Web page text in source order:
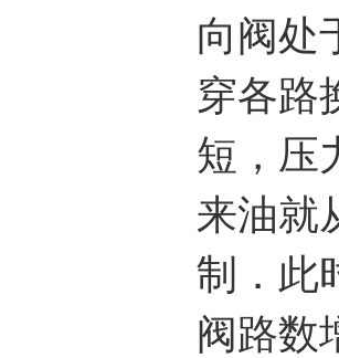
向阀处
穿各路
短，压
来油就
制．此
阀路数